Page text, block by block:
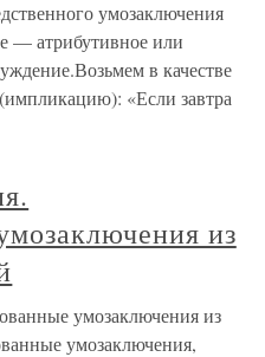
умозаключения
— атрибутивное или
в качестве
«Если завтра
из
умозаключения из
умозаключения,